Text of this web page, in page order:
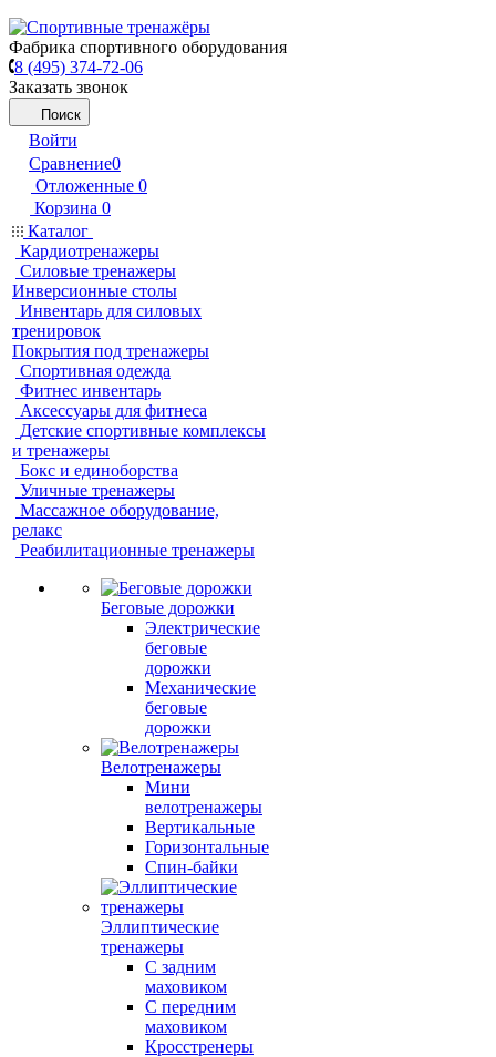
Фабрика спортивного оборудования
8 (495) 374-72-06
Заказать звонок
Поиск
Войти
Сравнение0
Отложенные 0
Корзина 0
Каталог
Кардиотренажеры
Силовые тренажеры
Инверсионные столы
Инвентарь для силовых
тренировок
Покрытия под тренажеры
Спортивная одежда
Фитнес инвентарь
Аксессуары для фитнеса
Детские спортивные комплексы
и тренажеры
Бокс и единоборства
Уличные тренажеры
Массажное оборудование,
релакс
Реабилитационные тренажеры
Беговые дорожки
Электрические
беговые
дорожки
Механические
беговые
дорожки
Велотренажеры
Мини
велотренажеры
Вертикальные
Горизонтальные
Спин-байки
Эллиптические
тренажеры
С задним
маховиком
С передним
маховиком
Кросстренеры